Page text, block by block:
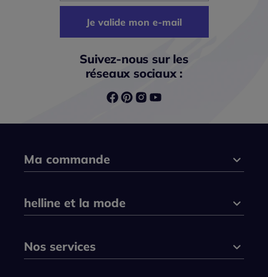
Je valide mon e-mail
Suivez-nous sur les
réseaux sociaux :
Ma commande
helline et la mode
Nos services